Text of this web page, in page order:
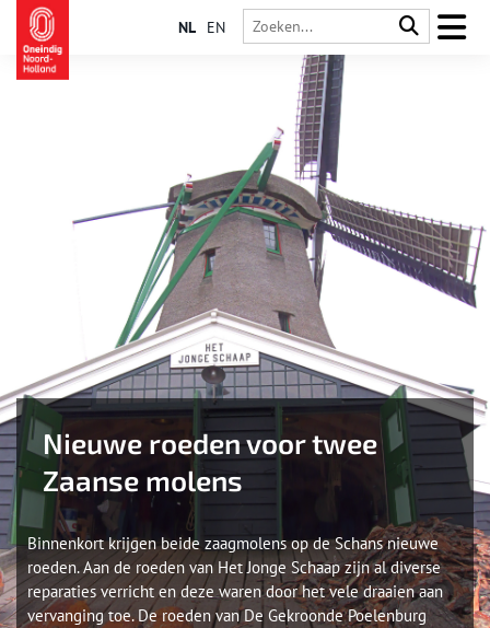
NL EN
Nieuwe roeden voor twee
Zaanse molens
Binnenkort krijgen beide zaagmolens op de Schans nieuwe
roeden. Aan de roeden van Het Jonge Schaap zijn al diverse
reparaties verricht en deze waren door het vele draaien aan
vervanging toe. De roeden van De Gekroonde Poelenburg